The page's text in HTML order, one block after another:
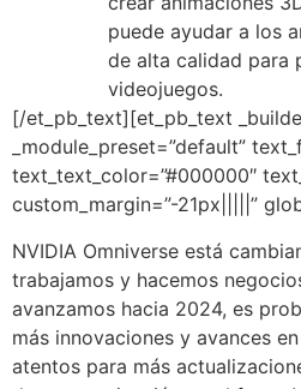
puede ayudar a los
de alta calidad para
videojuegos.
[/et_pb_text][et_pb_text
_module_preset=”default”
text_text_color=”#000000″
custom_margin=”-21px|||||”
NVIDIA Omniverse está
trabajamos y hacemos
avanzamos hacia 2024, es
más innovaciones y avances
atentos para más